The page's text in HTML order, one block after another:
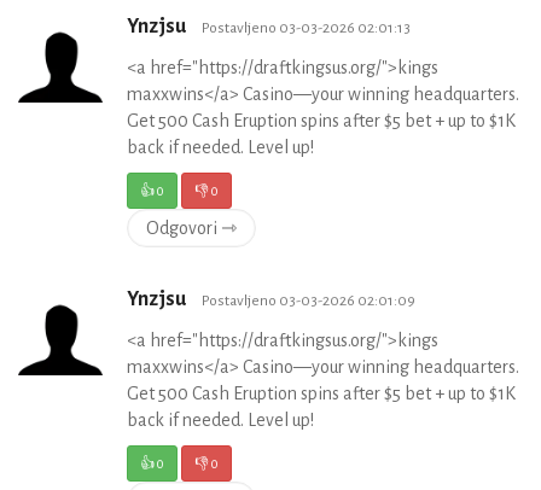
Ynzjsu Postavljeno 03-03-2026 02:01:13
<a href="https://draftkingsus.org/">kings
maxxwins</a> Casino—your winning headquarters.
Get 500 Cash Eruption spins after $5 bet + up to $1K
back if needed. Level up!
👍0 👎0
Odgovori ⇾
Ynzjsu Postavljeno 03-03-2026 02:01:09
<a href="https://draftkingsus.org/">kings
maxxwins</a> Casino—your winning headquarters.
Get 500 Cash Eruption spins after $5 bet + up to $1K
back if needed. Level up!
👍0 👎0